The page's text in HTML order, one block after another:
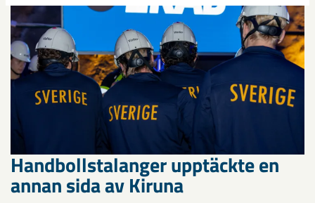
Handbollstalanger upptäckte en
annan sida av Kiruna